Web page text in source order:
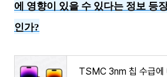
에 영향이 있을 수 있다는 정보 등
인가?